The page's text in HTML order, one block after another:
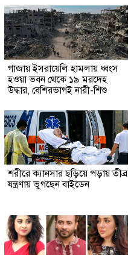
গাজায় ইসরায়েলি হামলায় ধ্বংস
হওয়া ভবন থেকে ১৯ মরদেহ
উদ্ধার, বেশিরভাগই নারী-শিশু
শরীরে ক্যানসার ছড়িয়ে পড়ায় তীব্র
যন্ত্রণায় ভুগছেন বাইডেন